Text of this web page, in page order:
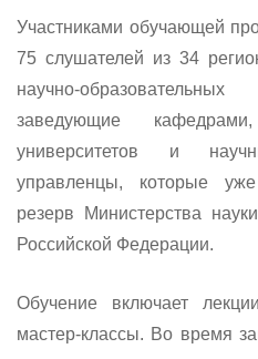
Участниками обучающей
75 слушателей из 34
научно-
заведующие
университетов и
управленцы, которые
резерв Министерства
Российской Федерации.
Обучение включает
мастер-классы. Во время